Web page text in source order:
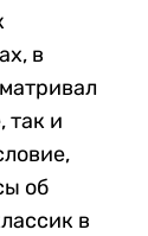
в
так и
об
в